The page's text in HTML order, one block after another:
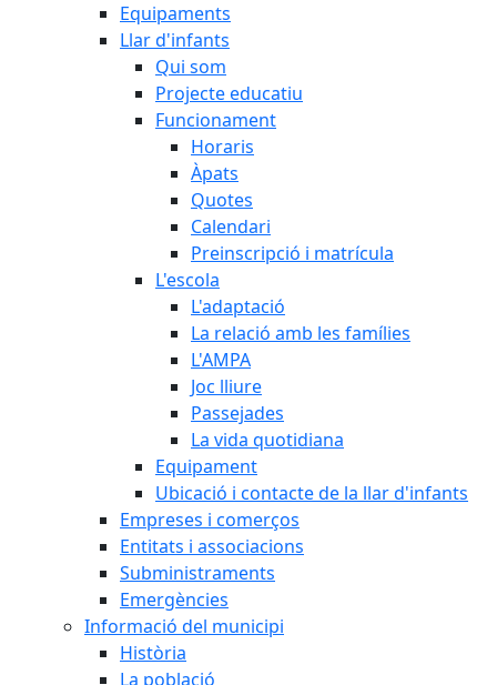
Equipaments
Llar d'infants
Qui som
Projecte educatiu
Funcionament
Horaris
Àpats
Quotes
Calendari
Preinscripció i matrícula
L'escola
L'adaptació
La relació amb les famílies
L'AMPA
Joc lliure
Passejades
La vida quotidiana
Equipament
Ubicació i contacte de la llar d'infants
Empreses i comerços
Entitats i associacions
Subministraments
Emergències
Informació del municipi
Història
La població